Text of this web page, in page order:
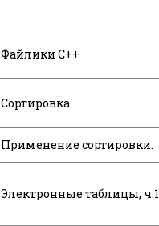
Файлики С++
Сортировка
Применение сортировки.
Электронные таблицы, ч.1